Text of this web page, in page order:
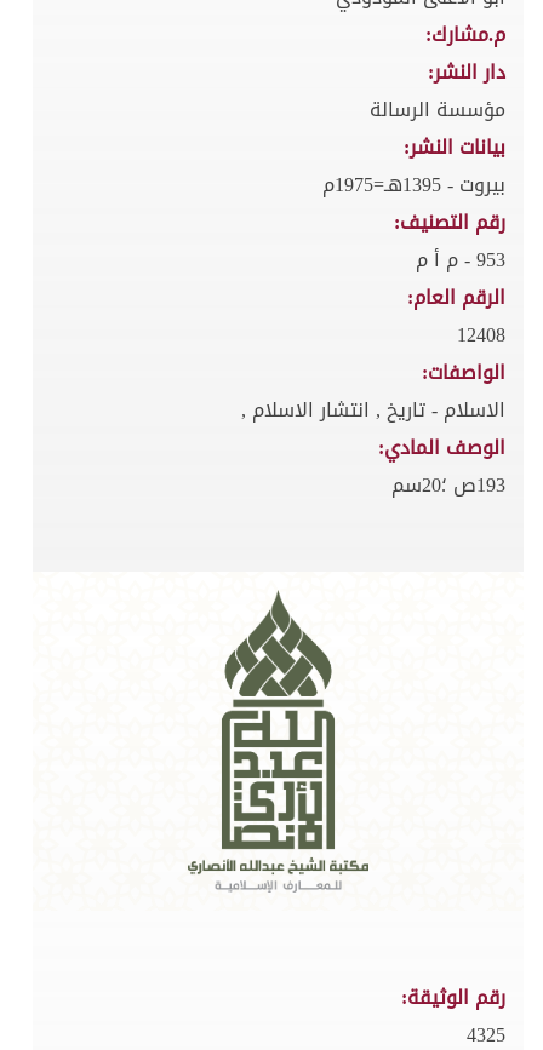
م.مشارك:
دار النشر:
مؤسسة الرسالة
بيانات النشر:
بيروت - 1395هـ=1975م
رقم التصنيف:
953 - م أ م
الرقم العام:
12408
الواصفات:
الاسلام - تاريخ , انتشار الاسلام ,
الوصف المادي:
193ص ؛20سم
رقم الوثيقة:
4325